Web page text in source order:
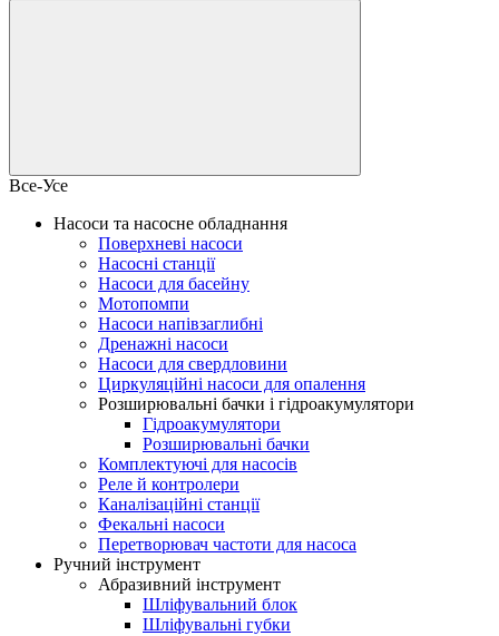
Все-Усе
Насоси та насосне обладнання
Поверхневі насоси
Насосні станції
Насоси для басейну
Мотопомпи
Насоси напівзаглибні
Дренажні насоси
Насоси для свердловини
Циркуляційні насоси для опалення
Розширювальні бачки і гідроакумулятори
Гідроакумулятори
Розширювальні бачки
Комплектуючі для насосів
Реле й контролери
Каналізаційні станції
Фекальні насоси
Перетворювач частоти для насоса
Ручний інструмент
Абразивний інструмент
Шліфувальний блок
Шліфувальні губки